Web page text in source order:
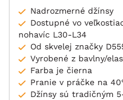
Nadrozmerné džínsy
Dostupné vo
nohavíc L30-L34
Od skvelej značky
Vyrobené z bavlny/
Farba je čierna
Pranie v práčke na
Džínsy sú tradičným